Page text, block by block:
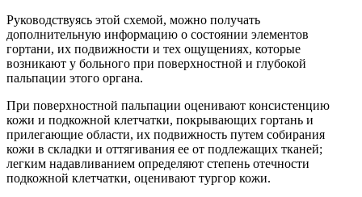
Руководствуясь этой схемой, можно получать
дополнительную информацию о состоянии элементов
гортани, их подвижности и тех ощущениях, которые
возникают у больного при поверхностной и глубокой
пальпации этого органа.
При поверхностной пальпации оценивают консистенцию
кожи и подкожной клетчатки, покрывающих гортань и
прилегающие области, их подвижность путем собирания
кожи в складки и оттягивания ее от подлежащих тканей;
легким надавливанием определяют степень отечности
подкожной клетчатки, оценивают тургор кожи.